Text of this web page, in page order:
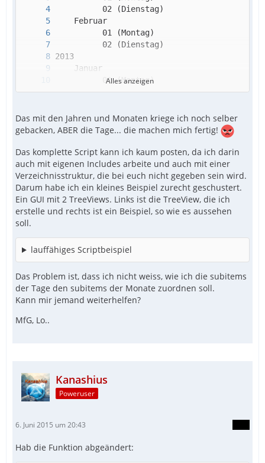
...
Alles anzeigen
Das mit den Jahren und Monaten kriege ich noch selber
gebacken, ABER die Tage... die machen mich fertig!
Das komplette Script kann ich kaum posten, da ich darin
auch mit eigenen Includes arbeite und auch mit einer
Verzeichnisstruktur, die bei euch nicht gegeben sein wird.
Darum habe ich ein kleines Beispiel zurecht geschustert.
Ein GUI mit 2 TreeViews. Links ist die TreeView, die ich
erstelle und rechts ist ein Beispiel, so wie es aussehen
soll.
lauffähiges Scriptbeispiel
Das Problem ist, dass ich nicht weiss, wie ich die subitems
der Tage den subitems der Monate zuordnen soll.
Kann mir jemand weiterhelfen?
MfG, Lo..
Kanashius
Poweruser
6. Juni 2015 um 20:43
Hab die Funktion abgeändert: